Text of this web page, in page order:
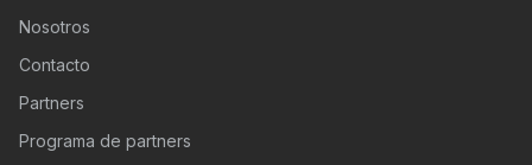
Nosotros
Contacto
Partners
Programa de partners